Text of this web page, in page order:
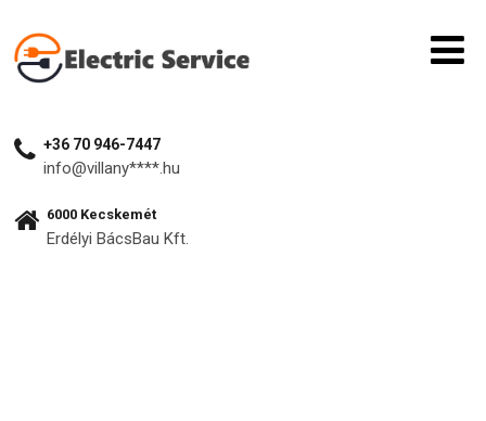
+36 70 946-7447​
info@villany****.hu
6000 Kecskemét
Erdélyi BácsBau Kft.